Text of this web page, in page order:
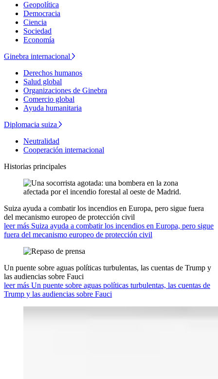
Geopolítica
Democracia
Ciencia
Sociedad
Economía
Ginebra internacional
Derechos humanos
Salud global
Organizaciones de Ginebra
Comercio global
Ayuda humanitaria
Diplomacia suiza
Neutralidad
Cooperación internacional
Historias principales
Suiza ayuda a combatir los incendios en Europa, pero sigue fuera
del mecanismo europeo de protección civil
leer más Suiza ayuda a combatir los incendios en Europa, pero sigue
fuera del mecanismo europeo de protección civil
Un puente sobre aguas políticas turbulentas, las cuentas de Trump y
las audiencias sobre Fauci
leer más Un puente sobre aguas políticas turbulentas, las cuentas de
Trump y las audiencias sobre Fauci